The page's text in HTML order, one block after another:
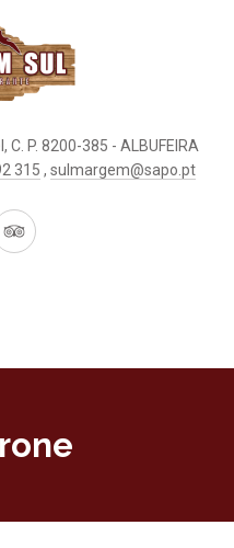
P. 8200-385 - ALBUFEIRA
315 , sulmargem@sapo.pt
Neues